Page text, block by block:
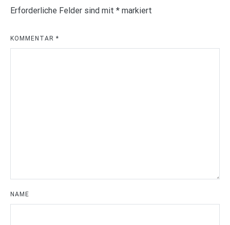
Erforderliche Felder sind mit * markiert
KOMMENTAR *
NAME